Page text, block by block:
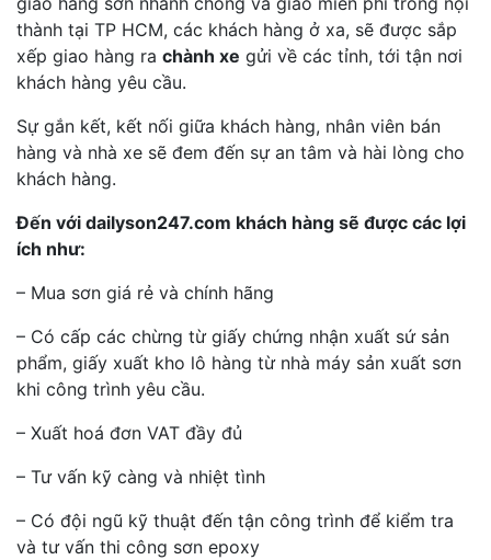
thành tại TP HCM, các khách hàng ở xa, sẽ được sắp
xếp giao hàng ra chành xe gửi về các tỉnh, tới tận nơi
khách hàng yêu cầu.
Sự gắn kết, kết nối giữa khách hàng, nhân viên bán
hàng và nhà xe sẽ đem đến sự an tâm và hài lòng cho
khách hàng.
Đến với dailyson247.com khách hàng sẽ được các lợi
ích như:
– Mua sơn giá rẻ và chính hãng
– Có cấp các chừng từ giấy chứng nhận xuất sứ sản
phẩm, giấy xuất kho lô hàng từ nhà máy sản xuất sơn
khi công trình yêu cầu.
– Xuất hoá đơn VAT đầy đủ
– Tư vấn kỹ càng và nhiệt tình
– Có đội ngũ kỹ thuật đến tận công trình để kiểm tra
và tư vấn thi công sơn epoxy